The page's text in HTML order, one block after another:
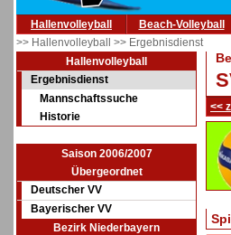
Hallenvolleyball Beach-Volleyball
>> Hallenvolleyball >> Ergebnisdienst
Hallenvolleyball
Ergebnisdienst
Mannschaftssuche
Historie
Saison 2006/2007
Übergeordnet
Deutscher VV
Bayerischer VV
Bezirk Niederbayern
<<